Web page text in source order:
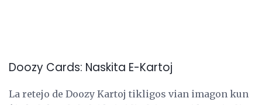
Doozy Cards: Naskita E-Kartoj
La retejo de Doozy Kartoj tikligos vian imagon kun